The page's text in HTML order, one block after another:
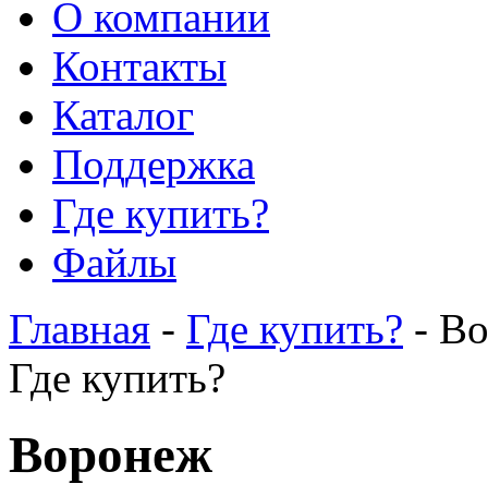
О компании
Контакты
Каталог
Поддержка
Где купить?
Файлы
Главная - Где купить? -
Где купить?
Воронеж